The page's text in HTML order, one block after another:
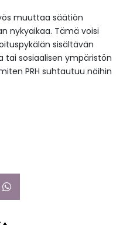
muuttaa säätiön
nykyaikaa. Tämä voisi
sisältävän
sosiaalisen ympäristön
PRH suhtautuu näihin